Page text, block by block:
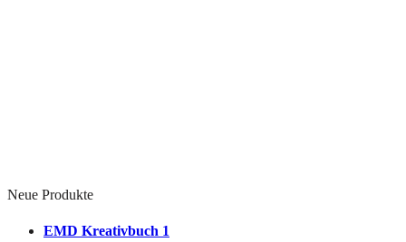
Neue Produkte
EMD Kreativbuch 1